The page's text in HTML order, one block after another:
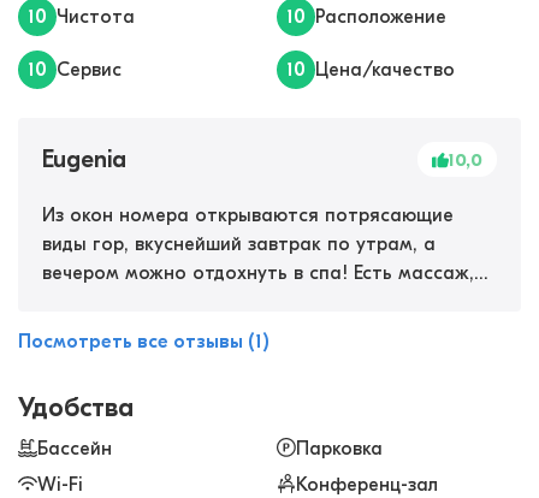
10 Чистота 10 Расположение
10 Сервис 10 Цена/качество
Eugenia 10,0
Из окон номера открываются потрясающие
виды гор, вкуснейший завтрак по утрам, а
вечером можно отдохнуть в спа! Есть массаж,
улице тоже есть бассейн. Воздух невероятный,
дышится и спится очень хорошо. Мы приезжали
жить!
Посмотреть все отзывы (1)
Удобства
Бассейн
Парковка
Wi-Fi
Конференц-зал